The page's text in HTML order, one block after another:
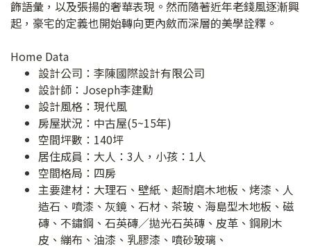
飾語彙，以及張揚的奢華表現。然而隨著近年老錢風逐漸興
起，豪宅的定義也開始轉向更內斂而深層的美學詮釋。
Home Data
設計公司： 李陳國際設計有限公司
設計師：Joseph李建勳
設計風格：現代風
房屋狀況：中古屋(5~15年)
空間坪數：140坪
居住成員：大人：3人，小孩：1人
空間格局：四房
主要建材：大理石、壁紙、超耐磨木地板、烤漆、人
造石、噴漆、灰鏡、石材、茶玻、海島型木地板、磁
磚、不鏽鋼、石英磚／拋光石英磚、皮革、鋼刷木
皮、繃布、油漆、乳膠漆、噴砂玻璃、